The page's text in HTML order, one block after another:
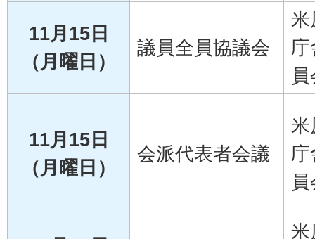
11月15日
（月曜日）
議員全員協議会
米
庁
11月15日
（月曜日）
会派代表者会議
米
庁
米